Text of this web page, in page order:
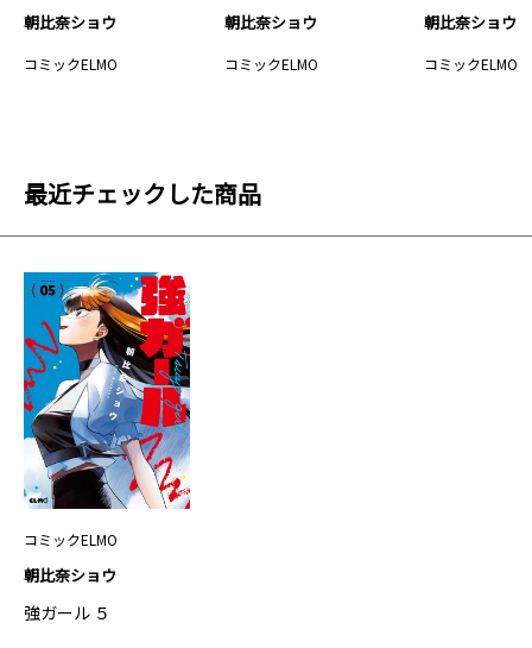
朝比奈ショウ
コミックELMO
朝比奈ショウ
コミックELMO
朝比奈ショウ
コミックELMO
最近チェックした商品
コミックELMO
朝比奈ショウ
強ガール ５